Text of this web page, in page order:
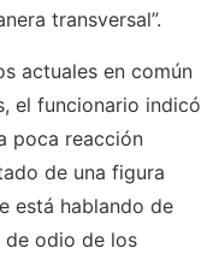
transversal”.
actuales en común
el funcionario indicó
poca reacción
de una figura
está hablando de
odio de los